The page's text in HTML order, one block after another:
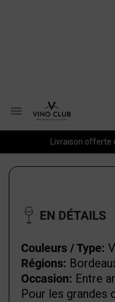

Livraison
EN DÉTAILS
Couleurs / Type:
Régions:
Occasion: Entre
Pour les grandes